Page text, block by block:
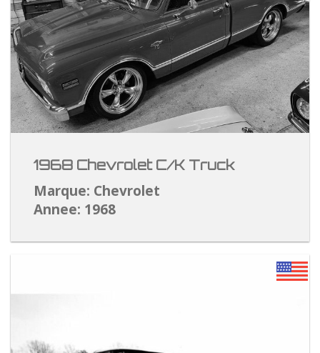
1968 Chevrolet C/K Truck
Marque: Chevrolet
Annee: 1968